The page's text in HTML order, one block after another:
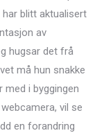
har blitt aktualisert
av
hugsar det frå
må hun snakke
med i byggingen
vil se
en forandring